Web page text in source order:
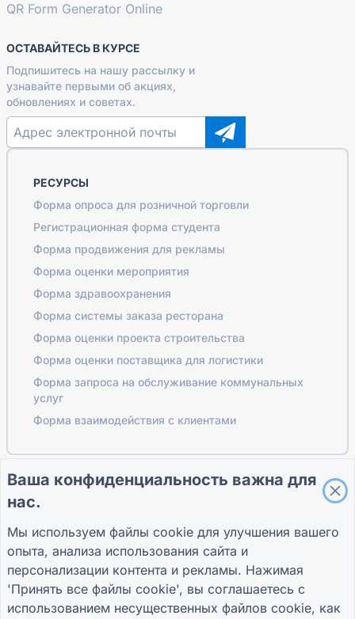
QR Form Generator Online
ОСТАВАЙТЕСЬ В КУРСЕ
Подпишитесь на нашу рассылку и
узнавайте первыми об акциях,
обновлениях и советах.
РЕСУРСЫ
Форма опроса для розничной торговли
Регистрационная форма студента
Форма продвижения для рекламы
Форма оценки мероприятия
Форма здравоохранения
Форма системы заказа ресторана
Форма оценки проекта строительства
Форма оценки поставщика для логистики
Форма запроса на обслуживание коммунальных
услуг
Форма взаимодействия с клиентами
ПРИСОЕДИНЯЙТЕСЬ К СООБЩЕСТВУ
ПУТЕВОДИТЕЛИ
Справочный центр
TIGER FORM
Руководство
КОМПАНИЯ
УСЛОВИЯ
конфиденциальности
Настройки файлов
cookie
Ваша конфиденциальность важна для
нас.
Мы используем файлы cookie для улучшения вашего
опыта, анализа использования сайта и
персонализации контента и рекламы. Нажимая
'Принять все файлы cookie', вы соглашаетесь с
использованием несущественных файлов cookie, как